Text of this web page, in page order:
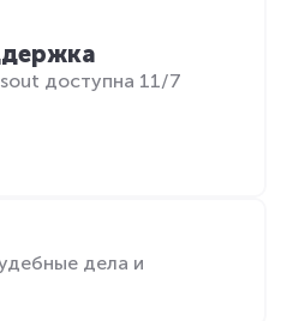
доступна 11/7
дела и